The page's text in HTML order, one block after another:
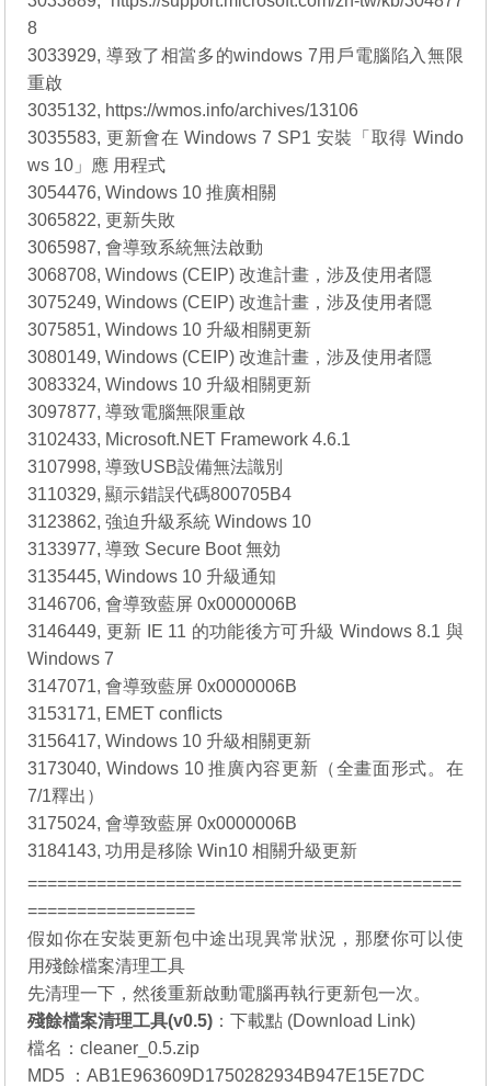
8
3033929, 導致了相當多的windows 7用戶電腦陷入無限
重啟
3035132, https://wmos.info/archives/13106
3035583, 更新會在 Windows 7 SP1 安裝「取得 Windo
ws 10」應 用程式
3054476, Windows 10 推廣相關
3065822, 更新失敗
3065987, 會導致系統無法啟動
3068708, Windows (CEIP) 改進計畫，涉及使用者隱
3075249, Windows (CEIP) 改進計畫，涉及使用者隱
3075851, Windows 10 升級相關更新
3080149, Windows (CEIP) 改進計畫，涉及使用者隱
3083324, Windows 10 升級相關更新
3097877, 導致電腦無限重啟
3102433, Microsoft.NET Framework 4.6.1
3107998, 導致USB設備無法識別
3110329, 顯示錯誤代碼800705B4
3123862, 強迫升級系統 Windows 10
3133977, 導致 Secure Boot 無効
3135445, Windows 10 升級通知
3146706, 會導致藍屏 0x0000006B
3146449, 更新 IE 11 的功能後方可升級 Windows 8.1 與
Windows 7
3147071, 會導致藍屏 0x0000006B
3153171, EMET conflicts
3156417, Windows 10 升級相關更新
3173040, Windows 10 推廣內容更新（全畫面形式。在
7/1釋出）
3175024, 會導致藍屏 0x0000006B
3184143, 功用是移除 Win10 相關升級更新
============================================
=================
假如你在安裝更新包中途出現異常狀況，那麼你可以使
用殘餘檔案清理工具
先清理一下，然後重新啟動電腦再執行更新包一次。
殘餘檔案清理工具(v0.5) ：下載點 (Download Link)
檔名：cleaner_0.5.zip
MD5 ：AB1E963609D1750282934B947E15E7DC